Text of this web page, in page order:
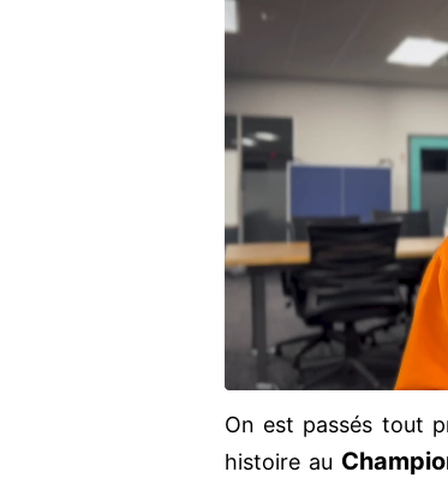
On est passés tout
histoire au